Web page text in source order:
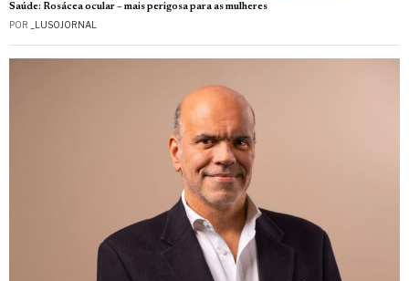
Saúde: Rosácea ocular – mais perigosa para as mulheres
POR _LUSOJORNAL